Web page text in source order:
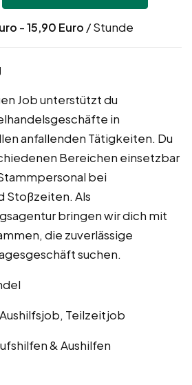
-15,90 Euro / Stunde
Job unterstützt du
in
anfallenden Tätigkeiten. Du
Bereichen einsetzbar
bei
Stoßzeiten. Als
bringen wir dich mit
die zuverlässige
suchen.
Teilzeitjob
& Aushilfen